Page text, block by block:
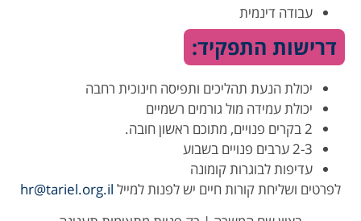
עבודה דינמית
דרישות התפקיד:
יכולת הנעת תהליכים ותפיסה חינוכית רחבה
יכולת עמידה מול גורמים רשמיים
2 בקרים פנויים, מתוכם ראשון חובה.
2-3 ערבים פנויים בשבוע
עדיפות לבוגרות קומונה
לפרטים ושליחת קורות חיים יש לפנות למייל hr@tariel.org.il